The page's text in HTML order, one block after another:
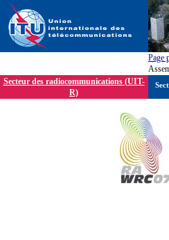
Page
Secteur des radiocommunications (UIT-
R)